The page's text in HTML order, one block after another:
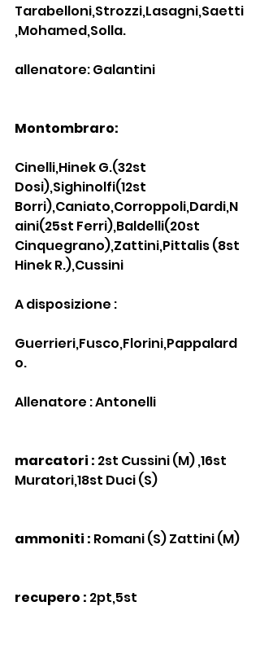
Tarabelloni,Strozzi,Lasagni,Saetti
,Mohamed,Solla.
allenatore: Galantini
Montombraro:
Cinelli,Hinek G.(32st
Dosi),Sighinolfi(12st
Borri),Caniato,Corroppoli,Dardi,N
aini(25st Ferri),Baldelli(20st
Cinquegrano),Zattini,Pittalis (8st
Hinek R.),Cussini
A disposizione :
Guerrieri,Fusco,Florini,Pappalard
o.
Allenatore : Antonelli
marcatori : 2st Cussini (M) ,16st
Muratori,18st Duci (S)
ammoniti : Romani (S) Zattini (M)
recupero : 2pt,5st